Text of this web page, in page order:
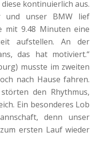
kontinuierlich aus.
und unser BMW lief
mit 9.48 Minuten eine
aufstellen. An der
das hat motiviert.“
musste im zweiten
nach Hause fahren.
den Rhythmus,
Ein besonderes Lob
denn unser
ersten Lauf wieder